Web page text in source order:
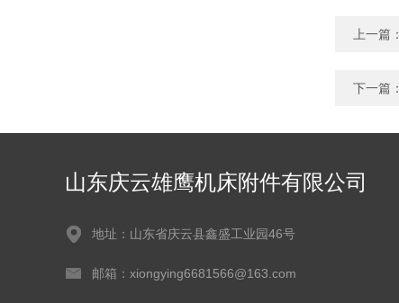
上一篇：
下一篇：
山东庆云雄鹰机床附件有限公司
地址：山东省庆云县鑫盛工业园46号
邮箱：xiongying6681566@163.com